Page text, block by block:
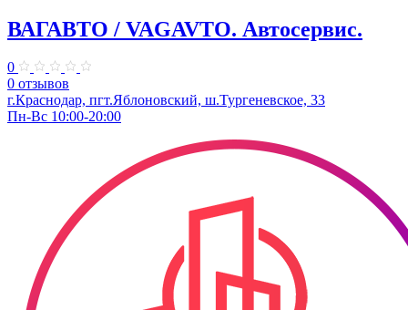
ВАГАВТО / VAGAVTO. Автосервис.
0
0 отзывов
г.Краснодар, пгт.Яблоновский, ш.Тургеневское, 33
Пн-Вс 10:00-20:00